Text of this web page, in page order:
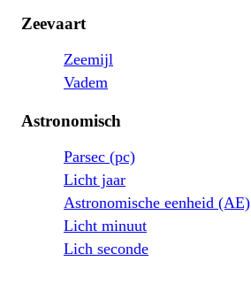
Zeevaart
Zeemijl
Vadem
Astronomisch
Parsec (pc)
Licht jaar
Astronomische eenheid (AE)
Licht minuut
Lich seconde